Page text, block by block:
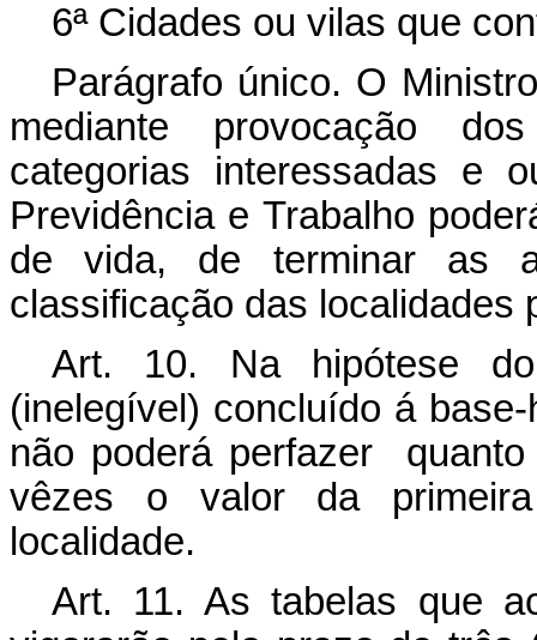
6ª Cidades ou vilas que
Parágrafo único. O
mediante provocação
categorias interessadas e
Previdência e Trabalho
de vida, de terminar as
classificação das localidades
Art. 10. Na hipótese
(inelegível) concluído á
não poderá perfazer
vêzes o valor da
localidade.
Art. 11. As tabelas que